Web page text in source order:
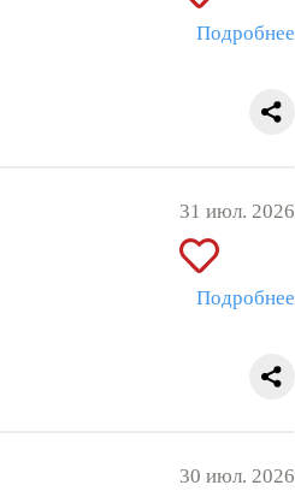
Подробнее
31 июл. 2026
Подробнее
30 июл. 2026